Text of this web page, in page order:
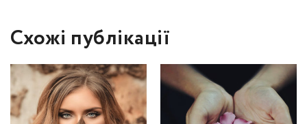
Схожі публікації